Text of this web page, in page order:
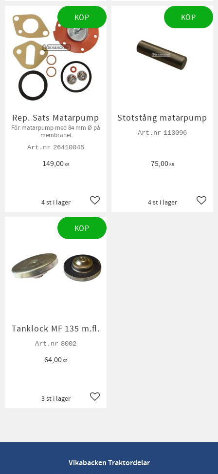
Rep. Sats Matarpump
För matarpump med 84 mm Ø på
membranet
26410045
149,00KR
Lägg till i favoriter
4 st i lager
KÖP
Stötstång matarpump
113096
75,00KR
4 st i lager
KÖP
Tanklock MF 135 m.fl.
8002
64,00KR
Lägg till i favoriter
3 st i lager
KÖP
Vikabacken Traktordelar